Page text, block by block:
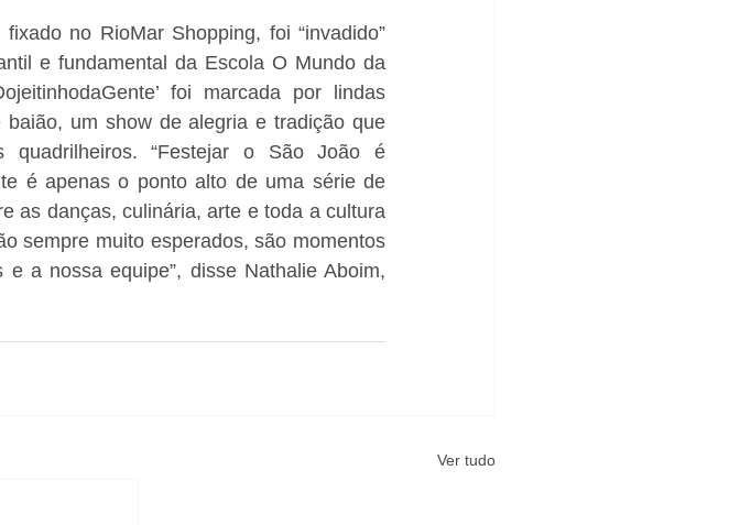
no RioMar Shopping, foi “invadido”
e fundamental da Escola O Mundo da
foi marcada por lindas
um show de alegria e tradição que
quadrilheiros. “Festejar o São João é
é apenas o ponto alto de uma série de
as danças, culinária, arte e toda a cultura
sempre muito esperados, são momentos
a nossa equipe”, disse Nathalie Aboim,
Ver tudo